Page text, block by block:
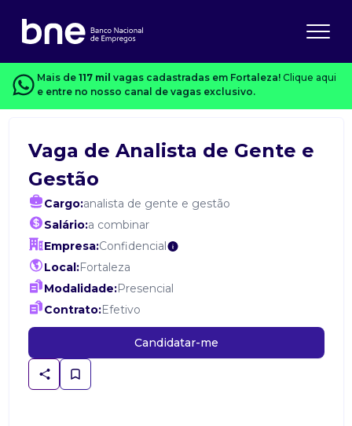
Mais de 117 mil vagas cadastradas em Fortaleza! Clique aqui
e entre no nosso canal de vagas exclusivo.
Vaga de Analista de Gente e
Gestão
Cargo:analista de gente e gestão
Salário:a combinar
Empresa:Confidencial
Local:Fortaleza
Modalidade:Presencial
Contrato:Efetivo
Candidatar-me